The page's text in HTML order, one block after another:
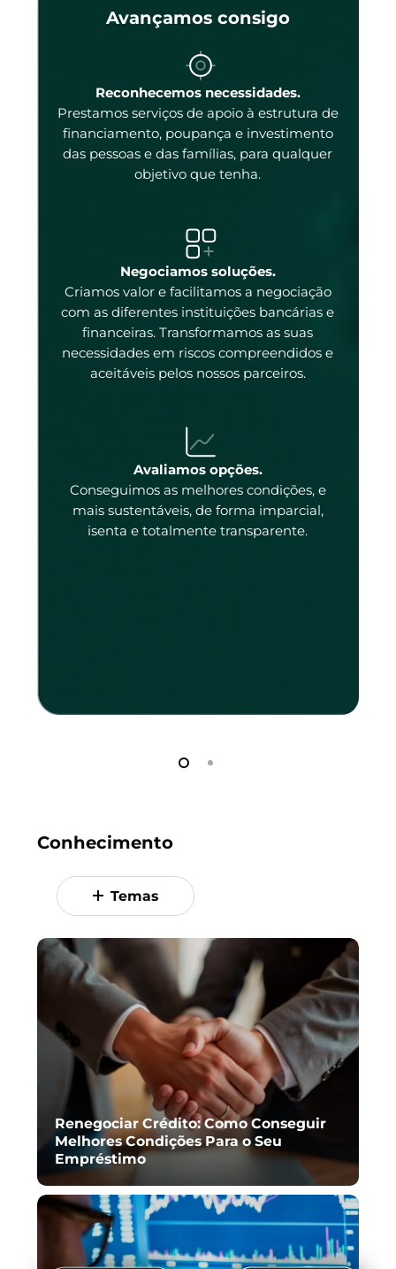
Avançamos consigo
Reconhecemos necessidades.
Prestamos serviços de apoio à estrutura de
financiamento, poupança e investimento
das pessoas e das famílias, para qualquer
objetivo que tenha.
Negociamos soluções.
Criamos valor e facilitamos a negociação
com as diferentes instituições bancárias e
financeiras. Transformamos as suas
necessidades em riscos compreendidos e
aceitáveis pelos nossos parceiros.
Avaliamos opções.
Conseguimos as melhores condições, e
mais sustentáveis, de forma imparcial,
isenta e totalmente transparente.
Conhecimento
Temas
Renegociar Crédito: Como Conseguir
Melhores Condições Para o Seu
Empréstimo